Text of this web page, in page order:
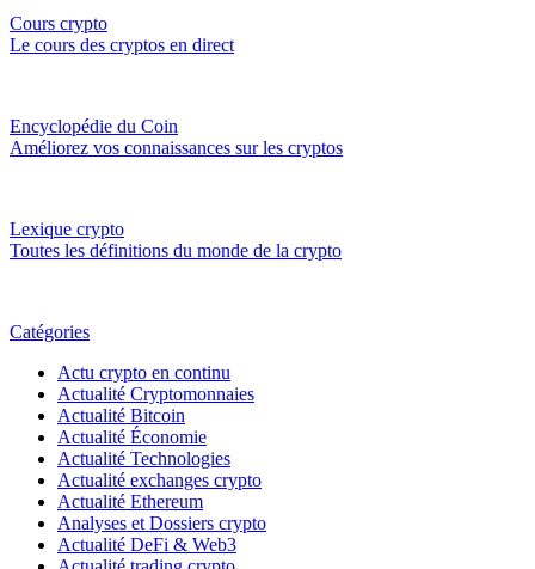
Cours crypto
Le cours des cryptos en direct
Encyclopédie du Coin
Améliorez vos connaissances sur les cryptos
Lexique crypto
Toutes les définitions du monde de la crypto
Catégories
Actu crypto en continu
Actualité Cryptomonnaies
Actualité Bitcoin
Actualité Économie
Actualité Technologies
Actualité exchanges crypto
Actualité Ethereum
Analyses et Dossiers crypto
Actualité DeFi & Web3